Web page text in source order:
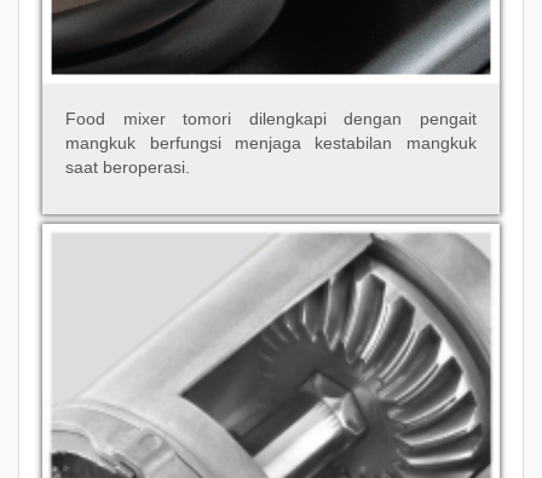
Food mixer tomori dilengkapi dengan pengait
mangkuk berfungsi menjaga kestabilan mangkuk
saat beroperasi.